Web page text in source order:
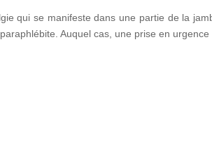
qui se manifeste dans une partie de la
Auquel cas, une prise en urgence